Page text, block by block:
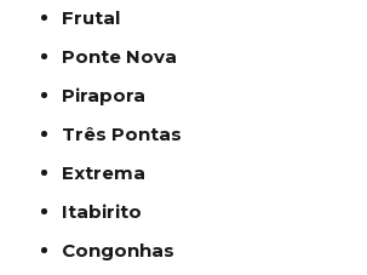
Frutal
Ponte Nova
Pirapora
Três Pontas
Extrema
Itabirito
Congonhas